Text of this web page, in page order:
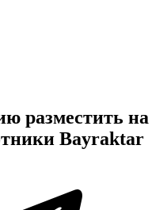
разместить на
Bayraktar